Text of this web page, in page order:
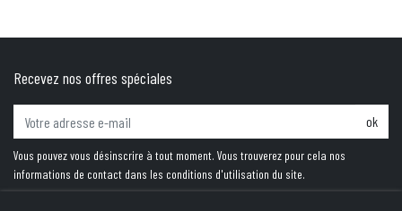
Recevez nos offres spéciales
ok
Vous pouvez vous désinscrire à tout moment. Vous trouverez pour cela nos
informations de contact dans les conditions d'utilisation du site.